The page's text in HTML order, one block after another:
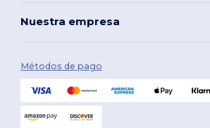
Nuestra empresa
Métodos de pago